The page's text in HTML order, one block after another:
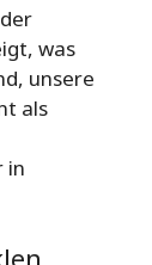
was
unsere
als
in